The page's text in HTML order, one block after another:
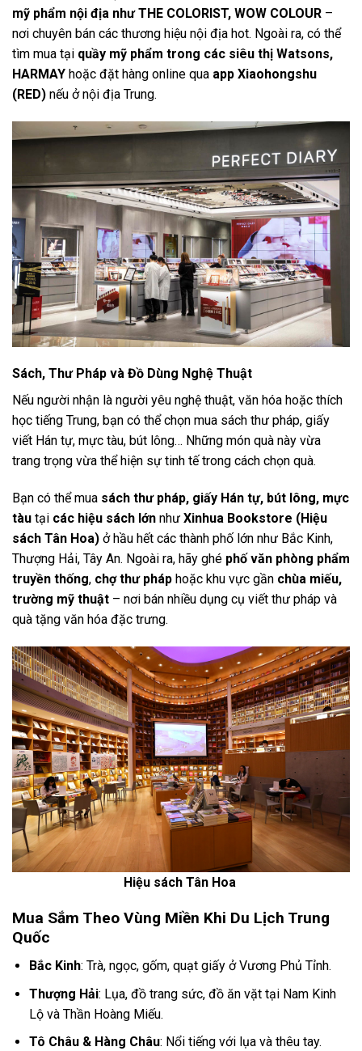
mỹ phẩm nội địa như THE COLORIST, WOW COLOUR –
nơi chuyên bán các thương hiệu nội địa hot. Ngoài ra, có thể
tìm mua tại quầy mỹ phẩm trong các siêu thị Watsons,
HARMAY hoặc đặt hàng online qua app Xiaohongshu
(RED) nếu ở nội địa Trung.
Sách, Thư Pháp và Đồ Dùng Nghệ Thuật
Nếu người nhận là người yêu nghệ thuật, văn hóa hoặc thích
học tiếng Trung, bạn có thể chọn mua sách thư pháp, giấy
viết Hán tự, mực tàu, bút lông… Những món quà này vừa
trang trọng vừa thể hiện sự tinh tế trong cách chọn quà.
Bạn có thể mua sách thư pháp, giấy Hán tự, bút lông, mực
tàu tại các hiệu sách lớn như Xinhua Bookstore (Hiệu
sách Tân Hoa) ở hầu hết các thành phố lớn như Bắc Kinh,
Thượng Hải, Tây An. Ngoài ra, hãy ghé phố văn phòng phẩm
truyền thống, chợ thư pháp hoặc khu vực gần chùa miếu,
trường mỹ thuật – nơi bán nhiều dụng cụ viết thư pháp và
quà tặng văn hóa đặc trưng.
Hiệu sách Tân Hoa
Mua Sắm Theo Vùng Miền Khi Du Lịch Trung
Quốc
Bắc Kinh: Trà, ngọc, gốm, quạt giấy ở Vương Phủ Tỉnh.
Thượng Hải: Lụa, đồ trang sức, đồ ăn vặt tại Nam Kinh
Lộ và Thần Hoàng Miếu.
Tô Châu & Hàng Châu: Nổi tiếng với lụa và thêu tay.